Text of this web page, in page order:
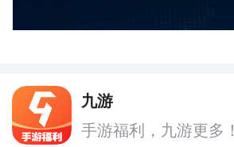
九游
手游福利，九游更多！